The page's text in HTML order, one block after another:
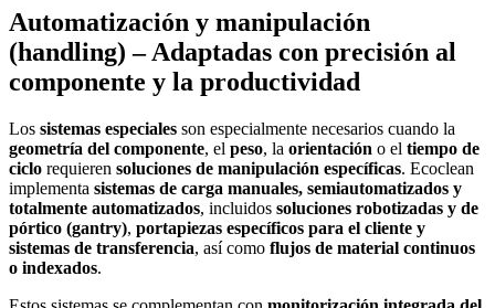
Automatización y manipulación
(handling) – Adaptadas con precisión al
componente y la productividad
Los sistemas especiales son especialmente necesarios cuando la
geometría del componente, el peso, la orientación o el tiempo de
ciclo requieren soluciones de manipulación específicas. Ecoclean
implementa sistemas de carga manuales, semiautomatizados y
totalmente automatizados, incluidos soluciones robotizadas y de
pórtico (gantry), portapiezas específicos para el cliente y
sistemas de transferencia, así como flujos de material continuos
o indexados.